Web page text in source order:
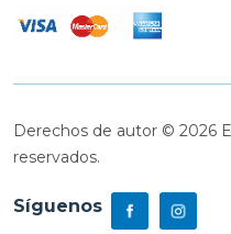
Derechos de autor © 2026
reservados.
Síguenos